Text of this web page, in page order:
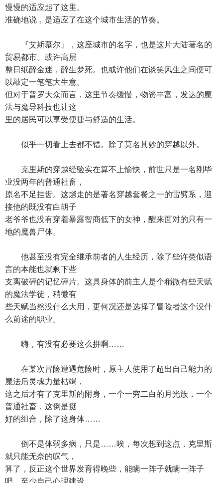
慢慢的适应起了这里。
准确地说，是适应了在这个城市生活的节奏。
『艾斯慕尔』，这座城市的名字，也是这片大陆著名的
贸易都市。或许高层
整日纸醉金迷，醉生梦死。也或许他们在谈笑风生之间便可
以敲定一笔笔大生意。
但对于普罗大众而言，这里节奏缓慢，物资丰富，发达的魔
法与魔导科技也让这
里的居民可以享受便捷与舒适的生活。
似乎一切看上去都不错。除了莫名其妙的穿越以外。
克里斯的穿越经验实在算不上愉快，前世只是一名刚毕
业没两年的普通社畜，
原名不足挂齿。这趟走的是著名穿越套餐之一的雷劈系，迎
接他的既没有白胡子
老爷爷也没有穿着暴露智商低下的女神，醒来面对的只有一
地的魔兽尸体。
他甚至没有完全继承前者的人生经历，除了些许类似语
言的本能也就剩下些
支离破碎的记忆碎片。这具身体的前主人是个稍微有些天赋
的魔法学徒，稍微有
些天赋当然没什么大用，更何况还是选择了冒险者这个没什
么前途的职业。
嗨，有没有必要这么拼啊……
在某次冒险遭遇危险时，原主人使用了超出自己能力的
魔法后灵魂力量枯竭，
这之后才有了克里斯的附身，一个一穷二白的月光族，一个
普通社畜，这倒是挺
好的组合，除了这身体……
倒不是体弱多病，只是……唉，每次想到这点，克里斯
就只能无奈的叹气，
算了，反正这个世界发育得晚些，能瞒一阵子就瞒一阵子
吧，至少自己心理建设